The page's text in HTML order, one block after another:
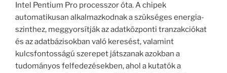
Intel Pentium Pro processzor óta. A chipek
automatikusan alkalmazkodnak a szükséges energia-
szinthez, meggyorsítják az adatközponti tranzakciókat
és az adatbázisokban való keresést, valamint
kulcsfontosságú szerepet játszanak azokban a
tudományos felfedezésekben, ahol a kutatók a